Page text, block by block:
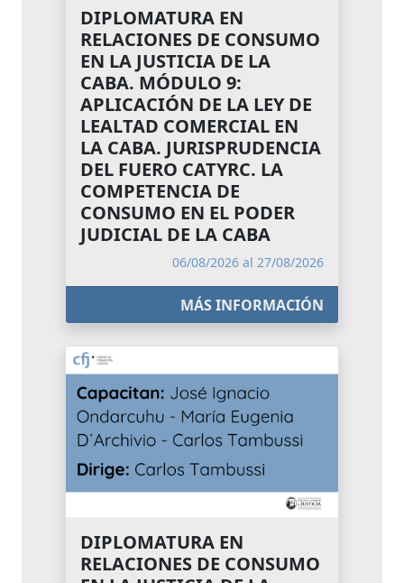
DIPLOMATURA EN
RELACIONES DE CONSUMO
EN LA JUSTICIA DE LA
CABA. MÓDULO 9:
APLICACIÓN DE LA LEY DE
LEALTAD COMERCIAL EN
LA CABA. JURISPRUDENCIA
DEL FUERO CATYRC. LA
COMPETENCIA DE
CONSUMO EN EL PODER
JUDICIAL DE LA CABA
06/08/2026 al 27/08/2026
MÁS INFORMACIÓN
DIPLOMATURA EN
RELACIONES DE CONSUMO